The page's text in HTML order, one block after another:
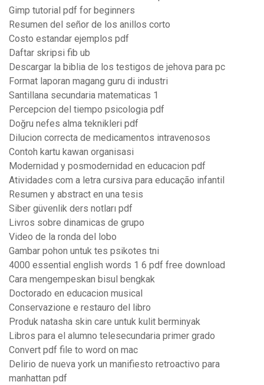
Gimp tutorial pdf for beginners
Resumen del señor de los anillos corto
Costo estandar ejemplos pdf
Daftar skripsi fib ub
Descargar la biblia de los testigos de jehova para pc
Format laporan magang guru di industri
Santillana secundaria matematicas 1
Percepcion del tiempo psicologia pdf
Doğru nefes alma teknikleri pdf
Dilucion correcta de medicamentos intravenosos
Contoh kartu kawan organisasi
Modernidad y posmodernidad en educacion pdf
Atividades com a letra cursiva para educação infantil
Resumen y abstract en una tesis
Siber güvenlik ders notları pdf
Livros sobre dinamicas de grupo
Video de la ronda del lobo
Gambar pohon untuk tes psikotes tni
4000 essential english words 1 6 pdf free download
Cara mengempeskan bisul bengkak
Doctorado en educacion musical
Conservazione e restauro del libro
Produk natasha skin care untuk kulit berminyak
Libros para el alumno telesecundaria primer grado
Convert pdf file to word on mac
Delirio de nueva york un manifiesto retroactivo para
manhattan pdf